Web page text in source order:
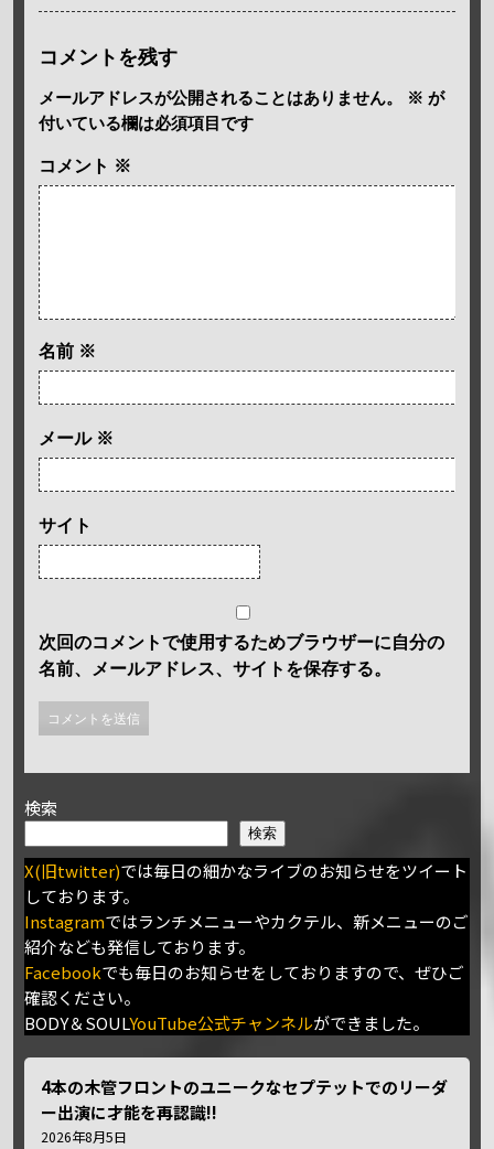
コメントを残す
メールアドレスが公開されることはありません。 ※ が
付いている欄は必須項目です
コメント ※
名前 ※
メール ※
サイト
次回のコメントで使用するためブラウザーに自分の
名前、メールアドレス、サイトを保存する。
検索
検索
X(旧twitter)では毎日の細かなライブのお知らせをツイート
しております。
Instagramではランチメニューやカクテル、新メニューのご
紹介なども発信しております。
Facebookでも毎日のお知らせをしておりますので、ぜひご
確認ください。
BODY＆SOULYouTube公式チャンネルができました。
4本の木管フロントのユニークなセプテットでのリーダ
ー出演に才能を再認識!!
2026年8月5日